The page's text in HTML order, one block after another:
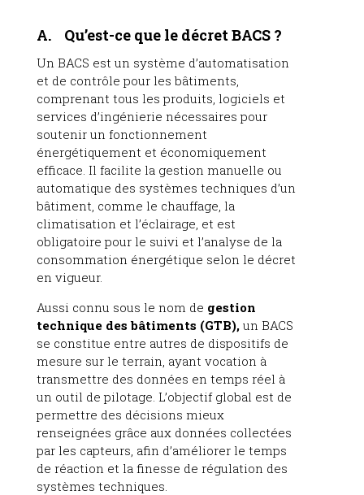
A. Qu’est-ce que le décret BACS ?
Un BACS est un système d’automatisation
et de contrôle pour les bâtiments,
comprenant tous les produits, logiciels et
services d’ingénierie nécessaires pour
soutenir un fonctionnement
énergétiquement et économiquement
efficace. Il facilite la gestion manuelle ou
automatique des systèmes techniques d’un
bâtiment, comme le chauffage, la
climatisation et l’éclairage, et est
obligatoire pour le suivi et l’analyse de la
consommation énergétique selon le décret
en vigueur.
Aussi connu sous le nom de gestion
technique des bâtiments (GTB),un BACS
se constitue entre autres de dispositifs de
mesure sur le terrain, ayant vocation à
transmettre des données en temps réel à
un outil de pilotage. L’objectif global est de
permettre des décisions mieux
renseignées grâce aux données collectées
par les capteurs, afin d’améliorer le temps
de réaction et la finesse de régulation des
systèmes techniques.